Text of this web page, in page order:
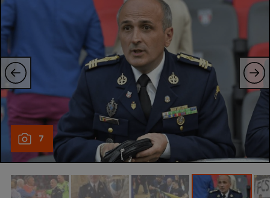
Tenis
Handbal
Natație
Formula 1
Gimnastică
Rugby
7